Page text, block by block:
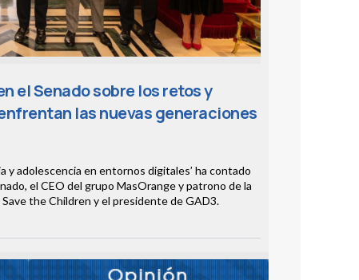
el Senado sobre los retos y
las nuevas generaciones
y adolescencia en entornos digitales’ ha contado
el CEO del grupo MasOrange y patrono de la
the Children y el presidente de GAD3.